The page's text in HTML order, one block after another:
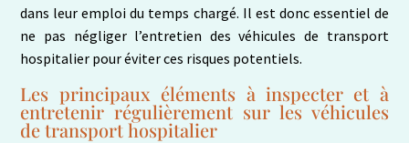
dans leur emploi du temps chargé. Il est donc essentiel de
ne pas négliger l’entretien des véhicules de transport
hospitalier pour éviter ces risques potentiels.
Les principaux éléments à inspecter et à
entretenir régulièrement sur les véhicules
de transport hospitalier